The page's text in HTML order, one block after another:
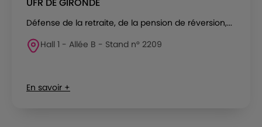
Défense de la retraite, de la pension de réversion,...
Hall 1 - Allée B - Stand n° 2209
En savoir +